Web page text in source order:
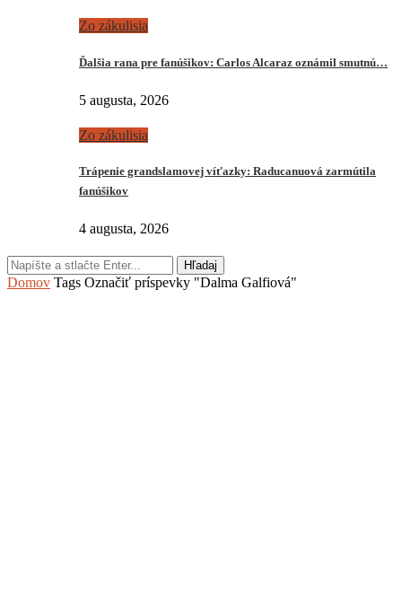
Zo zákulisia
Ďalšia rana pre fanúšikov: Carlos Alcaraz oznámil smutnú…
5 augusta, 2026
Zo zákulisia
Trápenie grandslamovej víťazky: Raducanuová zarmútila
fanúšikov
4 augusta, 2026
Hľadaj
Domov Tags Označiť príspevky "Dalma Galfiová"